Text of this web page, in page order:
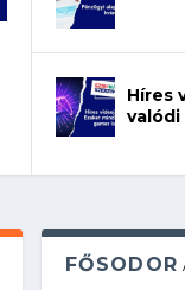
Híres
valódi
FŐSODOR